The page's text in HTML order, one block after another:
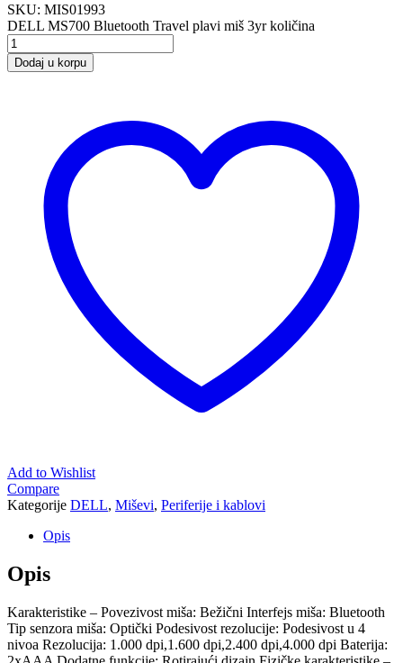
SKU: MIS01993
DELL MS700 Bluetooth Travel plavi miš 3yr količina
Dodaj u korpu
Add to Wishlist
Compare
Kategorije DELL, Miševi, Periferije i kablovi
Opis
Opis
Karakteristike – Povezivost miša: Bežični Interfejs miša: Bluetooth
Tip senzora miša: Optički Podesivost rezolucije: Podesivost u 4
nivoa Rezolucija: 1.000 dpi,1.600 dpi,2.400 dpi,4.000 dpi Baterija: